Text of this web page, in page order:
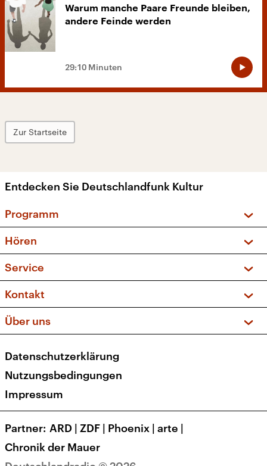
Warum manche Paare Freunde bleiben,
andere Feinde werden
29:10 Minuten
Zur Startseite
Entdecken Sie Deutschlandfunk Kultur
Programm
Sendungen und Podcasts
Musikliste
Kakadu – Das Kinderprogramm
Hören
Frequenzen (UKW + DAB+)
Service
FAQ
Apps
Newsletter
Veranstaltungen
Kontakt
Social Media
Über uns
Presse
Karriere
Transparenz
Datenschutzerklärung
Nutzungsbedingungen
Impressum
Partner ARD | ZDF | Phoenix | arte |
Chronik der Mauer